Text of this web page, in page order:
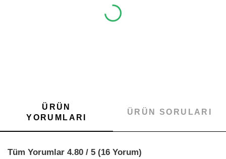
ÜRÜN
YORUMLARI
ÜRÜN SORULARI
Tüm Yorumlar 4.80 / 5 (16 Yorum)